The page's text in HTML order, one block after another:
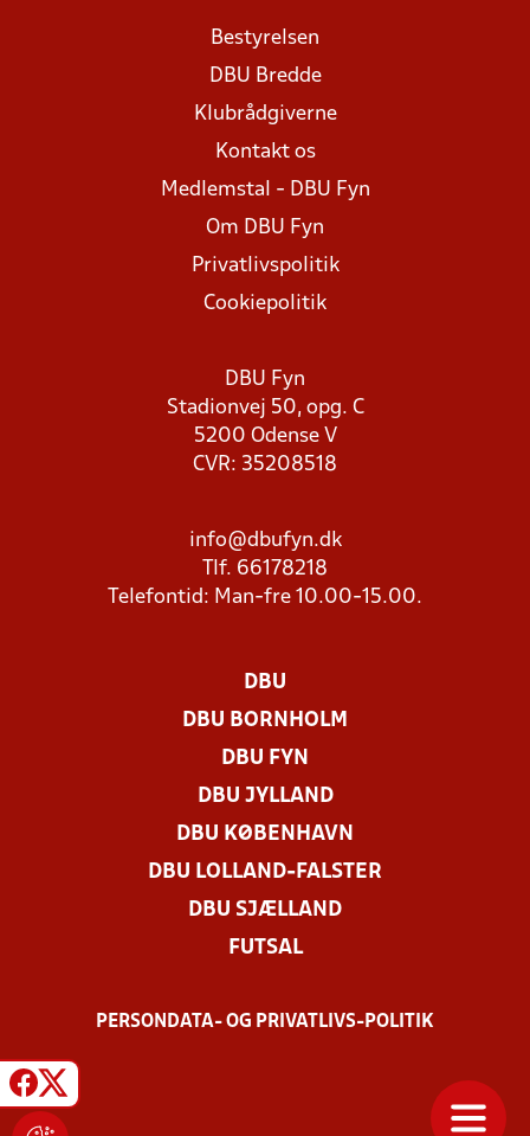
Bestyrelsen
DBU Bredde
Klubrådgiverne
Kontakt os
Medlemstal - DBU Fyn
Om DBU Fyn
Privatlivspolitik
Cookiepolitik
DBU Fyn
Stadionvej 50, opg. C
5200 Odense V
CVR: 35208518
info@dbufyn.dk
Tlf. 66178218
Telefontid: Man-fre 10.00-15.00.
DBU
DBU BORNHOLM
DBU FYN
DBU JYLLAND
DBU KØBENHAVN
DBU LOLLAND-FALSTER
DBU SJÆLLAND
FUTSAL
PERSONDATA- OG PRIVATLIVS-POLITIK